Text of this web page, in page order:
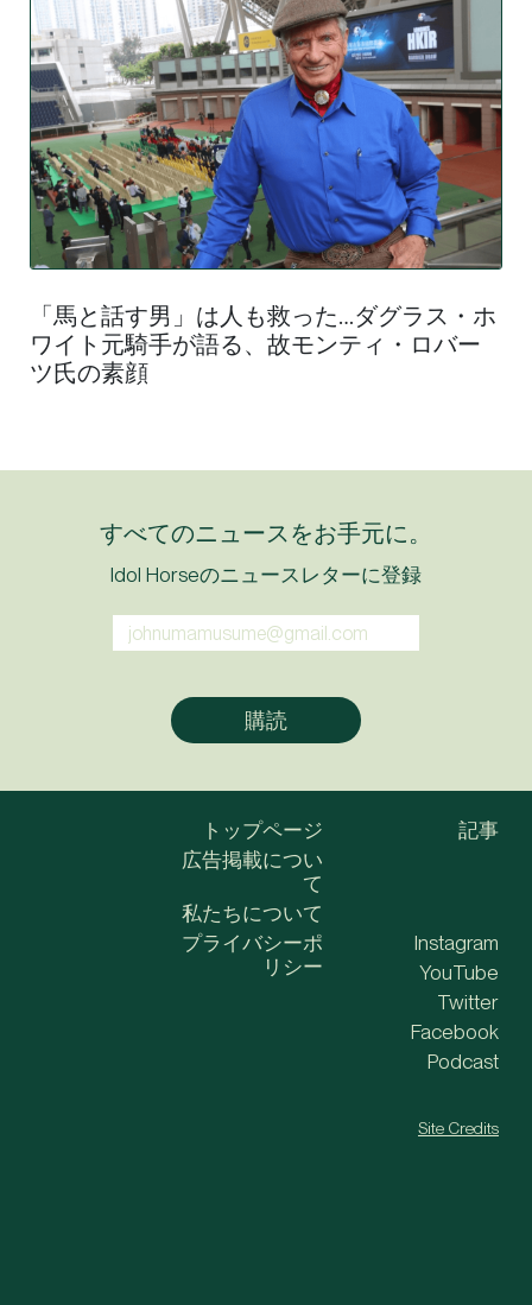
「馬と話す男」は人も救った…ダグラス・ホ
ワイト元騎手が語る、故モンティ・ロバー
ツ氏の素顔
すべてのニュースをお手元に。
Idol Horseのニュースレターに登録
トップページ
広告掲載につい
て
私たちについて
記事
プライバシーポ
リシー
Instagram
YouTube
Twitter
Facebook
Podcast
Site Credits